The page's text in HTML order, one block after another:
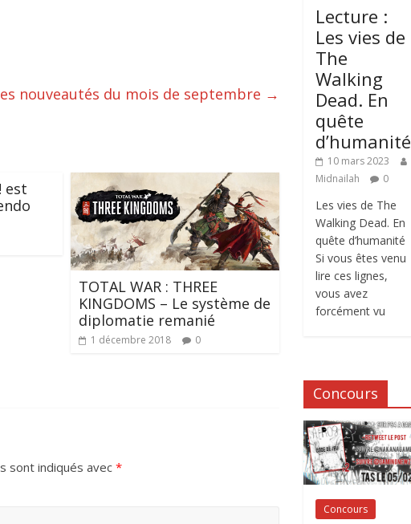
nouveautés du mois de septembre →
est
TOTAL WAR : THREE
KINGDOMS – Le système de
diplomatie remanié
1 décembre 2018 0
sont indiqués avec*
Lecture :
Les vies de
The
Walking
Dead. En
quête
d’humanité
10 mars 2023
Midnailah
0
Les vies de The
Walking Dead. En
quête d’humanité
Si vous êtes venu
lire ces lignes,
vous avez
forcément vu
Concours
Concours